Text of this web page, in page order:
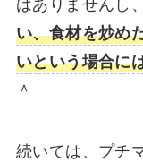
はありませんし、
い、食材を炒め
いという場合に
＾
続いては、プチ